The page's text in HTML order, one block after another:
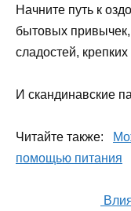
Начните путь к
бытовых
сладостей, крепких
И скандинавские
Читайте также:
помощью питания